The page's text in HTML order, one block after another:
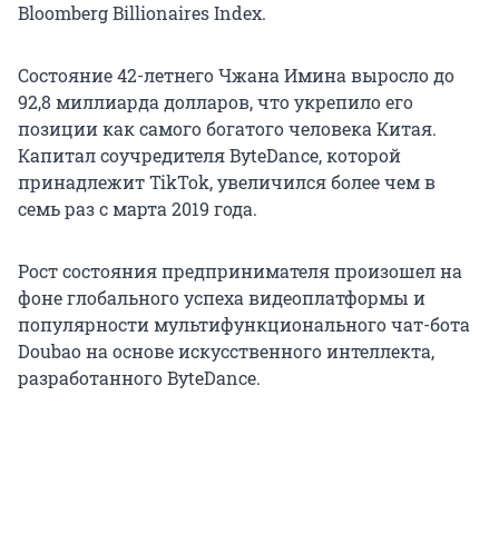
Bloomberg Billionaires Index.
Состояние 42-летнего Чжана Имина выросло до
92,8 миллиарда долларов, что укрепило его
позиции как самого богатого человека Китая.
Капитал соучредителя ByteDance, которой
принадлежит TikTok, увеличился более чем в
семь раз с марта 2019 года.
Рост состояния предпринимателя произошел на
фоне глобального успеха видеоплатформы и
популярности мультифункционального чат-бота
Doubao на основе искусственного интеллекта,
разработанного ByteDance.